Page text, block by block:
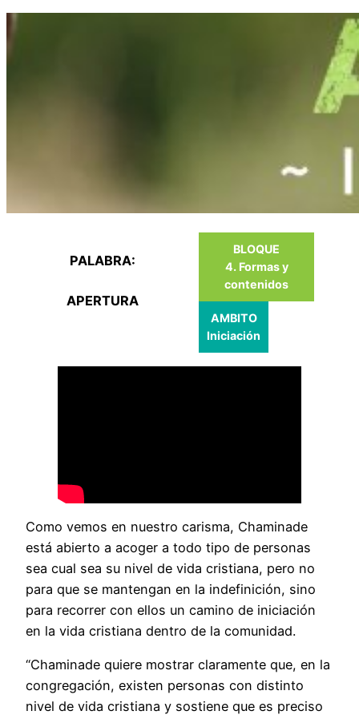
PALABRA:
APERTURA
BLOQUE
4. Formas y
contenidos
AMBITO
Iniciación
Como vemos en nuestro carisma, Chaminade
está abierto a acoger a todo tipo de personas
sea cual sea su nivel de vida cristiana, pero no
para que se mantengan en la indefinición, sino
para recorrer con ellos un camino de iniciación
en la vida cristiana dentro de la comunidad.
“Chaminade quiere mostrar claramente que, en la
congregación, existen personas con distinto
nivel de vida cristiana y sostiene que es preciso